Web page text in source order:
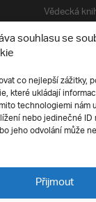
souhlasu se
co nejlepší zážitky,
které ukládají
technologiemi nám
nebo jedinečné
jeho odvolání může
Přijmout
Vědecká
Správa
Univerzitní
Pro
Přijímací
E-prihlaska
Přípravné